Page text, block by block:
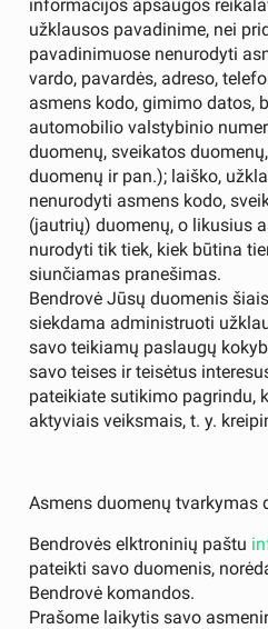
informacijos apsaugos
užklausos pavadinime, nei
pavadinimuose nenurodyti
vardo, pavardės, adreso,
asmens kodo, gimimo datos,
automobilio valstybinio
duomenų, sveikatos
duomenų ir pan.); laiško,
nenurodyti asmens kodo,
(jautrių) duomenų, o likusius
nurodyti tik tiek, kiek būtina
siunčiamas pranešimas.
Bendrovė Jūsų duomenis
siekdama administruoti
savo teikiamų paslaugų
savo teises ir teisėtus
pateikiate sutikimo pagrindu,
aktyviais veiksmais, t. y.
Asmens duomenų tvarkymas
Bendrovės elktroninių paštu
pateikti savo duomenis,
Bendrovė komandos.
Prašome laikytis savo